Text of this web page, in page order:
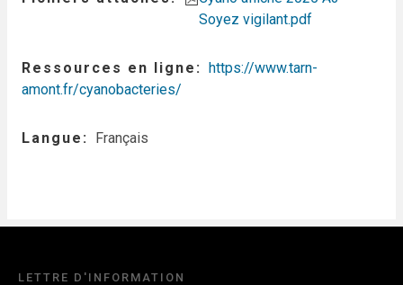
Soyez vigilant.pdf
Ressources en ligne
https://www.tarn-
amont.fr/cyanobacteries/
Langue Français
LETTRE D'INFORMATION